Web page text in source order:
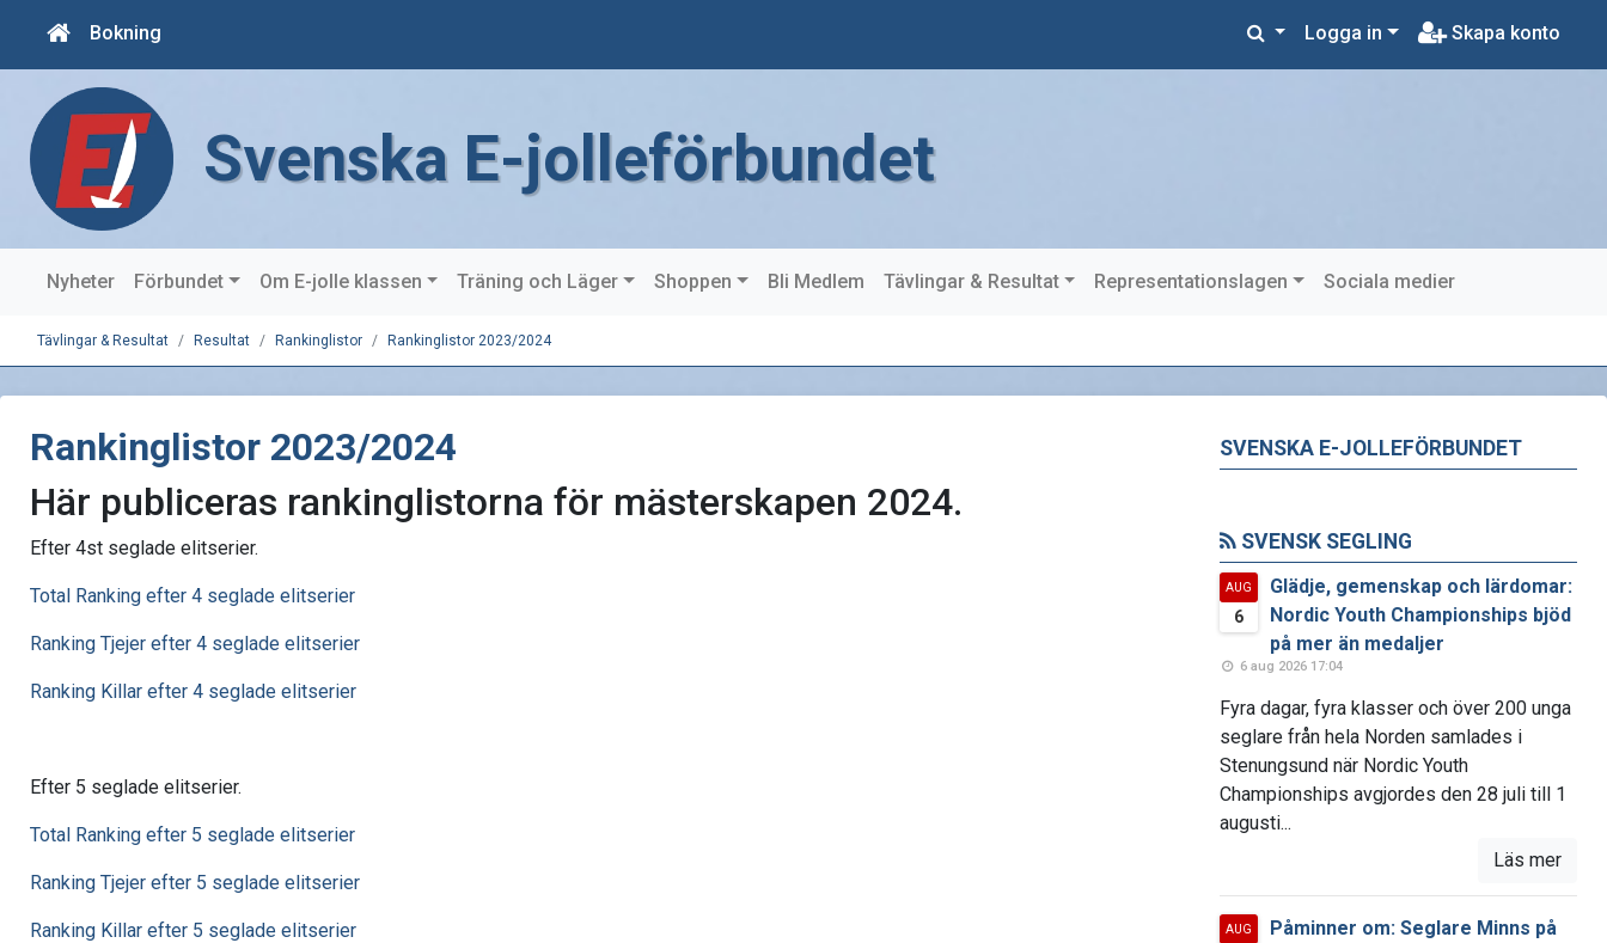
Bokning Logga in Skapa konto
Svenska E-jolleförbundet
Nyheter Förbundet Om E-jolle klassen Träning och Läger Shoppen Bli Medlem Tävlingar & Resultat Representationslagen Sociala medier
Tävlingar & Resultat Resultat Rankinglistor Rankinglistor 2023/2024
Rankinglistor 2023/2024
Här publiceras rankinglistorna för mästerskapen 2024.
Efter 4st seglade elitserier.
Total Ranking efter 4 seglade elitserier
Ranking Tjejer efter 4 seglade elitserier
Ranking Killar efter 4 seglade elitserier
Efter 5 seglade elitserier.
Total Ranking efter 5 seglade elitserier
Ranking Tjejer efter 5 seglade elitserier
Ranking Killar efter 5 seglade elitserier
SVENSKA E-JOLLEFÖRBUNDET
SVENSK SEGLING
AUG
6
Glädje, gemenskap och lärdomar:
Nordic Youth Championships bjöd
på mer än medaljer
6 aug 2026 17:04
Fyra dagar, fyra klasser och över 200 unga
seglare från hela Norden samlades i
Stenungsund när Nordic Youth
Championships avgjordes den 28 juli till 1
augusti...
Läs mer
AUG
Påminner om: Seglare Minns på